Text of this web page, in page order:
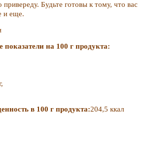
привереду. Будьте готовы к тому, что вас
и еще.
показатели на 100 г продукта:
в 100 г продукта:204,5 ккал